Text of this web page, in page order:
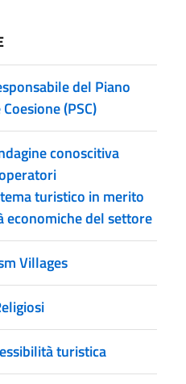
del Piano
(PSC)
conoscitiva
turistico in merito
economiche del settore
Villages
turistica